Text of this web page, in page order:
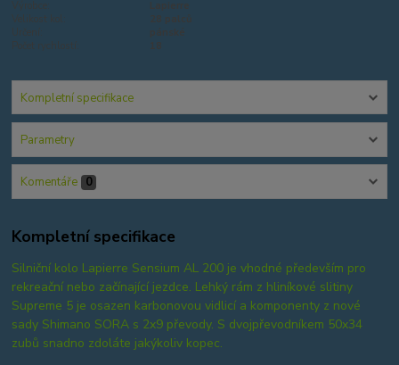
Kompletní specifikace
Parametry
Komentáře 0
Kompletní specifikace
Silniční kolo Lapierre Sensium AL 200 je vhodné především pro
rekreační nebo začínající jezdce. Lehký rám z hliníkové slitiny
Supreme 5 je osazen karbonovou vidlicí a komponenty z nové
sady Shimano SORA s 2x9 převody. S dvojpřevodníkem 50x34
zubů snadno zdoláte jakýkoliv kopec.